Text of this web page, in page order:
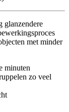
glanzendere
met minder
minuten
zo veel